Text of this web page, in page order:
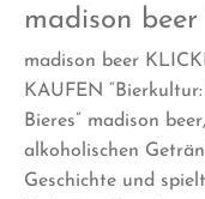
madison beer
madison beer
KAUFEN
Bieres” madison
alkoholischen
Geschichte und